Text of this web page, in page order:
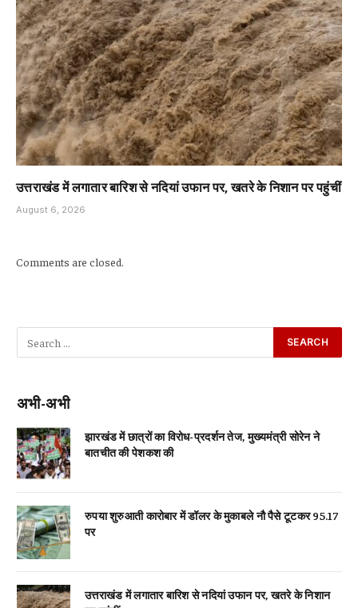
उत्तराखंड में लगातार बारिश से नदियां उफान पर, खतरे के निशान पर पहुंचीं
August 6, 2026
Comments are closed.
अभी-अभी
झारखंड में छात्रों का विरोध-प्रदर्शन तेज, मुख्यमंत्री सोरेन ने
बातचीत की पेशकश की
रुपया शुरुआती कारोबार में डॉलर के मुकाबले नौ पैसे टूटकर 95.17
पर
उत्तराखंड में लगातार बारिश से नदियां उफान पर, खतरे के निशान